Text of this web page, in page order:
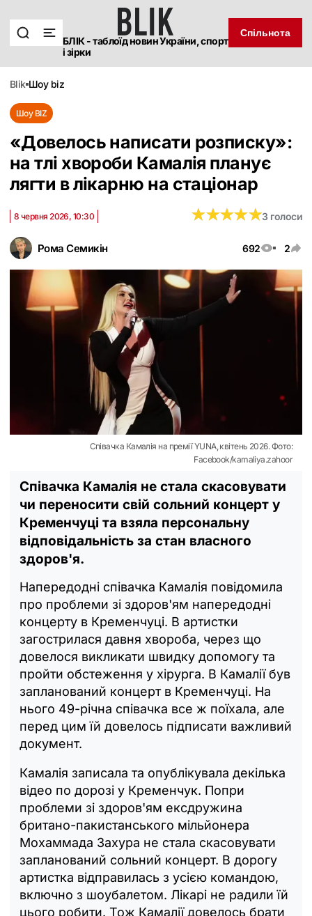
БЛІК - таблоїд новин України, спорт
і зірки
Спільнота
blik шоу biz
Шоу BIZ
«Довелось написати розписку»:
на тлі хвороби Камалія планує
лягти в лікарню на стаціонар
Рома Семикін 692 2
8 червня 2026, 10:30 ★★★★★
★★★★★3 голоси
Співачка Камалія на премії YUNA, квітень 2026. Фото:
Facebook/kamaliya.zahoor
Співачка Камалія не стала скасовувати
чи переносити свій сольний концерт у
Кременчуці та взяла персональну
відповідальність за стан власного
здоров'я.
Напередодні співачка Камалія повідомила
про проблеми зі здоров'ям напередодні
концерту в Кременчуці. В артистки
загострилася давня хвороба, через що
довелося викликати швидку допомогу та
пройти обстеження у хірурга. В Камалії був
запланований концерт в Кременчуці. На
нього 49-річна співачка все ж поїхала, але
перед цим їй довелось підписати важливий
документ.
Камалія записала та опублікувала декілька
відео по дорозі у Кременчук. Попри
проблеми зі здоров'ям ексдружина
британо-пакистанського мільйонера
Мохаммада Захура не стала скасовувати
запланований сольний концерт. В дорогу
артистка відправилась з усією командою,
включно з шоубалетом. Лікарі не радили їй
цього робити. Тож Камалії довелось брати